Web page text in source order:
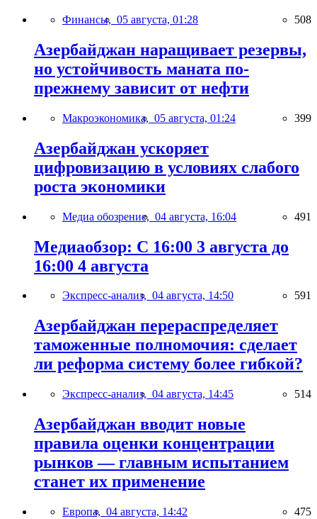
Финансы, 05 августа, 01:28 508
Азербайджан наращивает резервы,
но устойчивость маната по-
прежнему зависит от нефти
Макроэкономика, 05 августа, 01:24 399
Азербайджан ускоряет
цифровизацию в условиях слабого
роста экономики
Медиа обозрение, 04 августа, 16:04 491
Медиаобзор: С 16:00 3 августа до
16:00 4 августа
Экспресс-анализ, 04 августа, 14:50 591
Азербайджан перераспределяет
таможенные полномочия: сделает
ли реформа систему более гибкой?
Экспресс-анализ, 04 августа, 14:45 514
Азербайджан вводит новые
правила оценки концентрации
рынков — главным испытанием
станет их применение
Европа, 04 августа, 14:42 475